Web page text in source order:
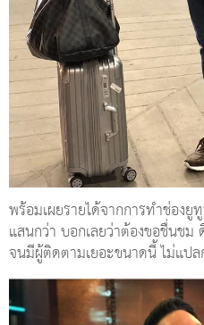
พร้อมเผยรายได้จากการทำช่องยู
แสนกว่า บอกเลยว่าต้องขอชื่นช
จนมีผู้ติดตามเยอะขนาดนี้ ไม่แปล